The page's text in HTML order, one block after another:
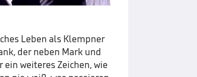
Leben als Klempner
der neben Mark und
weiteres Zeichen, wie